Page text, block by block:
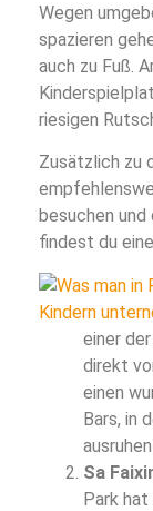
Wegen
spazieren
auch zu Fuß.
riesigen
Zusätzlich zu
besuchen
findest du
einer
direkt
einen
Bars, in
ausruhen
Sa
Park